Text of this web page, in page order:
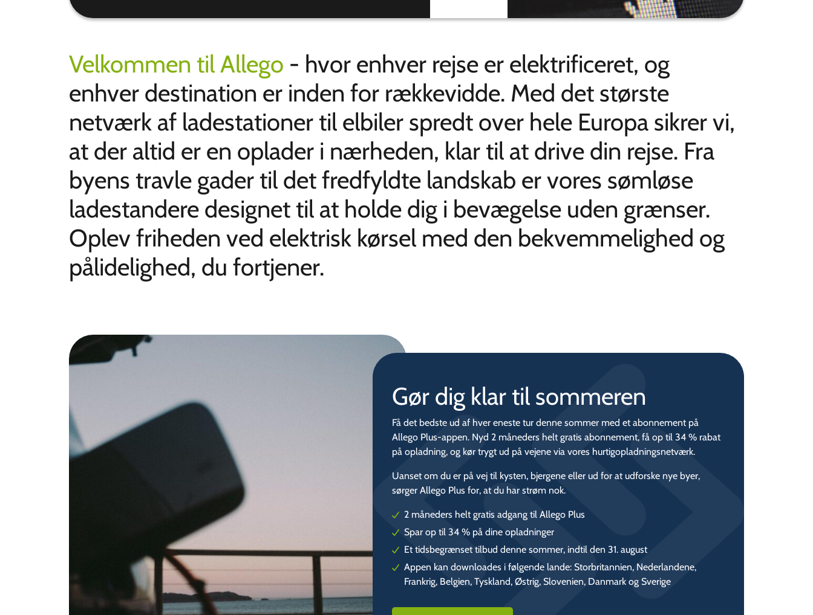
Velkommen til Allego - hvor enhver rejse er elektrificeret, og
enhver destination er inden for rækkevidde. Med det største
netværk af ladestationer til elbiler spredt over hele Europa sikrer vi,
at der altid er en oplader i nærheden, klar til at drive din rejse. Fra
byens travle gader til det fredfyldte landskab er vores sømløse
ladestandere designet til at holde dig i bevægelse uden grænser.
Oplev friheden ved elektrisk kørsel med den bekvemmelighed og
pålidelighed, du fortjener.
Gør dig klar til sommeren
Få det bedste ud af hver eneste tur denne sommer med et abonnement på
Allego Plus-appen. Nyd 2 måneders helt gratis abonnement, få op til 34 % rabat
på opladning, og kør trygt ud på vejene via vores hurtigopladningsnetværk.
Uanset om du er på vej til kysten, bjergene eller ud for at udforske nye byer,
sørger Allego Plus for, at du har strøm nok.
2 måneders helt gratis adgang til Allego Plus
Spar op til 34 % på dine opladninger
Et tidsbegrænset tilbud denne sommer, indtil den 31. august
Appen kan downloades i følgende lande: Storbritannien, Nederlandene,
Frankrig, Belgien, Tyskland, Østrig, Slovenien, Danmark og Sverige